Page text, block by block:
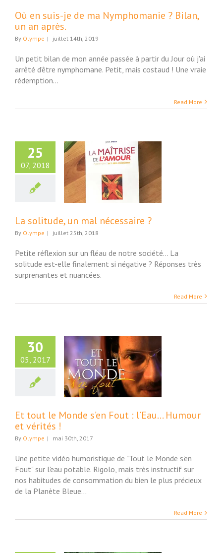
Où en suis-je de ma Nymphomanie ? Bilan,
un an après.
By Olympe | juillet 14th, 2019
Un petit bilan de mon année passée à partir du Jour où j'ai
arrêté d'être nymphomane. Petit, mais costaud ! Une vraie
rédemption...
Read More
25
07, 2018
un mal
?
et Société
La solitude, un mal nécessaire ?
By Olympe | juillet 25th, 2018
Petite réflexion sur un fléau de notre société... La
solitude est-elle finalement si négative ? Réponses très
surprenantes et nuancées.
Read More
30
05, 2017
le Monde s’en
Humour
vérités !
Et tout le Monde s’en Fout : l’Eau… Humour
et vérités !
By Olympe | mai 30th, 2017
Une petite vidéo humoristique de "Tout le Monde s'en
Fout" sur l'eau potable. Rigolo, mais très instructif sur
nos habitudes de consommation du bien le plus précieux
de la Planète Bleue...
Read More